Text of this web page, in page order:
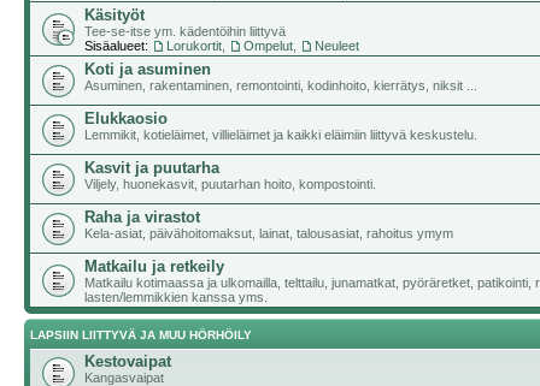
Käsityöt
Tee-se-itse ym. kädentöihin liittyvä
Sisäalueet:
Lorukortit Ompelut Neuleet
Koti ja asuminen
Asuminen, rakentaminen, remontointi, kodinhoito, kierrätys, niksit ...
Elukkaosio
Lemmikit, kotieläimet, villieläimet ja kaikki eläimiin liittyvä keskustelu.
Kasvit ja puutarha
Viljely, huonekasvit, puutarhan hoito, kompostointi.
Raha ja virastot
Kela-asiat, päivähoitomaksut, lainat, talousasiat, rahoitus ymym
Matkailu ja retkeily
Matkailu kotimaassa ja ulkomailla, telttailu, junamatkat, pyöräretket, patikointi,
lasten/lemmikkien kanssa yms.
LAPSIIN LIITTYVÄ JA MUU HÖRHÖILY
Kestovaipat
Kangasvaipat